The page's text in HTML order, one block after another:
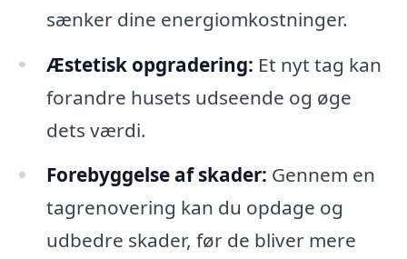
sænker dine energiomkostninger.
Æstetisk opgradering: Et nyt tag kan
forandre husets udseende og øge
dets værdi.
Forebyggelse af skader: Gennem en
tagrenovering kan du opdage og
udbedre skader, før de bliver mere